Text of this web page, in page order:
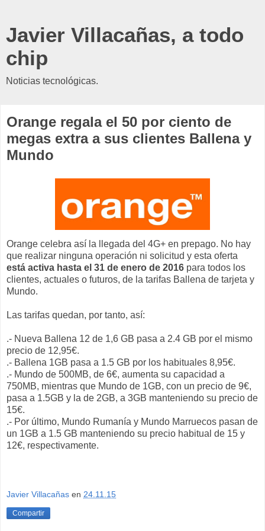
Javier Villacañas, a todo
chip
Noticias tecnológicas.
Orange regala el 50 por ciento de
megas extra a sus clientes Ballena y
Mundo
Orange celebra así la llegada del 4G+ en prepago. No hay
que realizar ninguna operación ni solicitud y esta oferta
está activa hasta el 31 de enero de 2016 para todos los
clientes, actuales o futuros, de la tarifas Ballena de tarjeta y
Mundo.
Las tarifas quedan, por tanto, así:
.- Nueva Ballena 12 de 1,6 GB pasa a 2.4 GB por el mismo
precio de 12,95€.
.- Ballena 1GB pasa a 1.5 GB por los habituales 8,95€.
.- Mundo de 500MB, de 6€, aumenta su capacidad a
750MB, mientras que Mundo de 1GB, con un precio de 9€,
pasa a 1.5GB y la de 2GB, a 3GB manteniendo su precio de
15€.
.- Por último, Mundo Rumanía y Mundo Marruecos pasan de
un 1GB a 1.5 GB manteniendo su precio habitual de 15 y
12€, respectivamente.
Javier Villacañas en 24.11.15
Compartir